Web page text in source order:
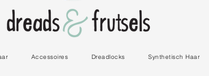
Accessoires Dreadlocks Synthetisch Haar